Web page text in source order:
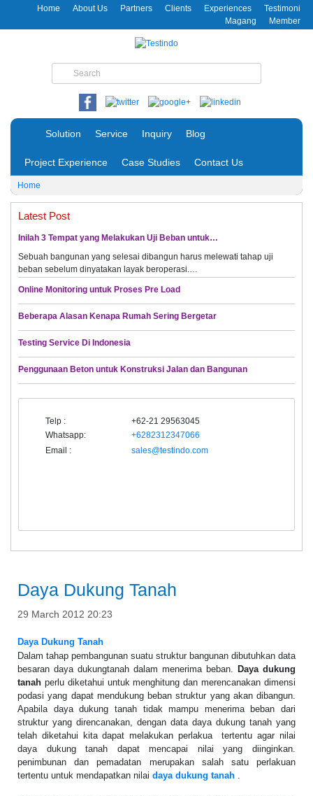
Home About Us Partners Clients Experiences
Testimoni
Magang
Member
Solution Service Inquiry Blog
Project Experience Case Studies Contact Us
Home
Latest Post
Inilah 3 Tempat yang Melakukan Uji Beban untuk…
Sebuah bangunan yang selesai dibangun harus melewati tahap uji
beban sebelum dinyatakan layak beroperasi.…
Online Monitoring untuk Proses Pre Load
Beberapa Alasan Kenapa Rumah Sering Bergetar
Testing Service Di Indonesia
Penggunaan Beton untuk Konstruksi Jalan dan Bangunan
Telp :
+62-21 29563045
Whatsapp:
+6282312347066
Email :
sales@testindo.com
Daya Dukung Tanah
29 March 2012 20:23
Daya Dukung Tanah
Dalam tahap pembangunan suatu struktur bangunan dibutuhkan data
besaran daya dukungtanah dalam menerima beban.
Daya dukung
tanah perlu diketahui untuk menghitung dan merencanakan dimensi
podasi yang dapat mendukung beban struktur yang akan dibangun.
Apabila daya dukung tanah tidak mampu menerima beban dari
struktur yang direncanakan, dengan data daya dukung tanah yang
telah diketahui kita dapat melakukan perlakua tertentu agar nilai
daya dukung tanah dapat mencapai nilai yang diinginkan.
penimbunan dan pemadatan merupakan salah satu perlakuan
tertentu untuk mendapatkan nilai daya dukung tanah